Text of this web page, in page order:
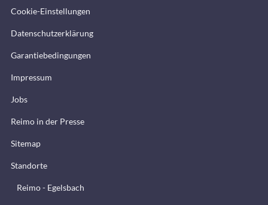
Cookie-Einstellungen
Datenschutzerklärung
Garantiebedingungen
Impressum
Jobs
Reimo in der Presse
Sitemap
Standorte
Reimo - Egelsbach